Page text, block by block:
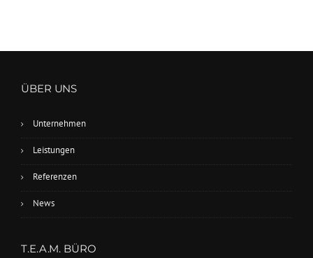
ÜBER UNS
Unternehmen
Leistungen
Referenzen
News
T.E.A.M. BÜRO